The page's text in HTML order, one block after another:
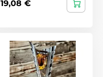
19,08 €